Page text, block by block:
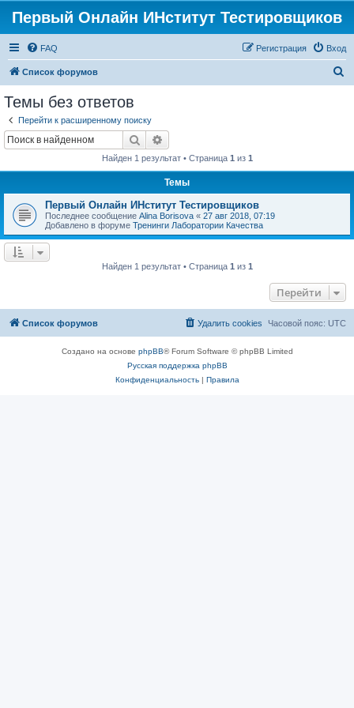
Первый Онлайн ИНститут Тестировщиков
FAQ Вход
Регистрация
Список форумов
Темы без ответов
Перейти к расширенному поиску
Поиск
Найден 1 результат • Страница 1 из 1
Темы
Первый Онлайн ИНститут Тестировщиков
Последнее сообщение Alina Borisova « 27 авг 2018, 07:19
Добавлено в форуме Тренинги Лаборатории Качества
Найден 1 результат • Страница 1 из 1
Перейти
Список форумов Часовой пояс: UTC
Удалить cookies
Создано на основе phpBB® Forum Software © phpBB Limited
Русская поддержка phpBB
Конфиденциальность| Правила